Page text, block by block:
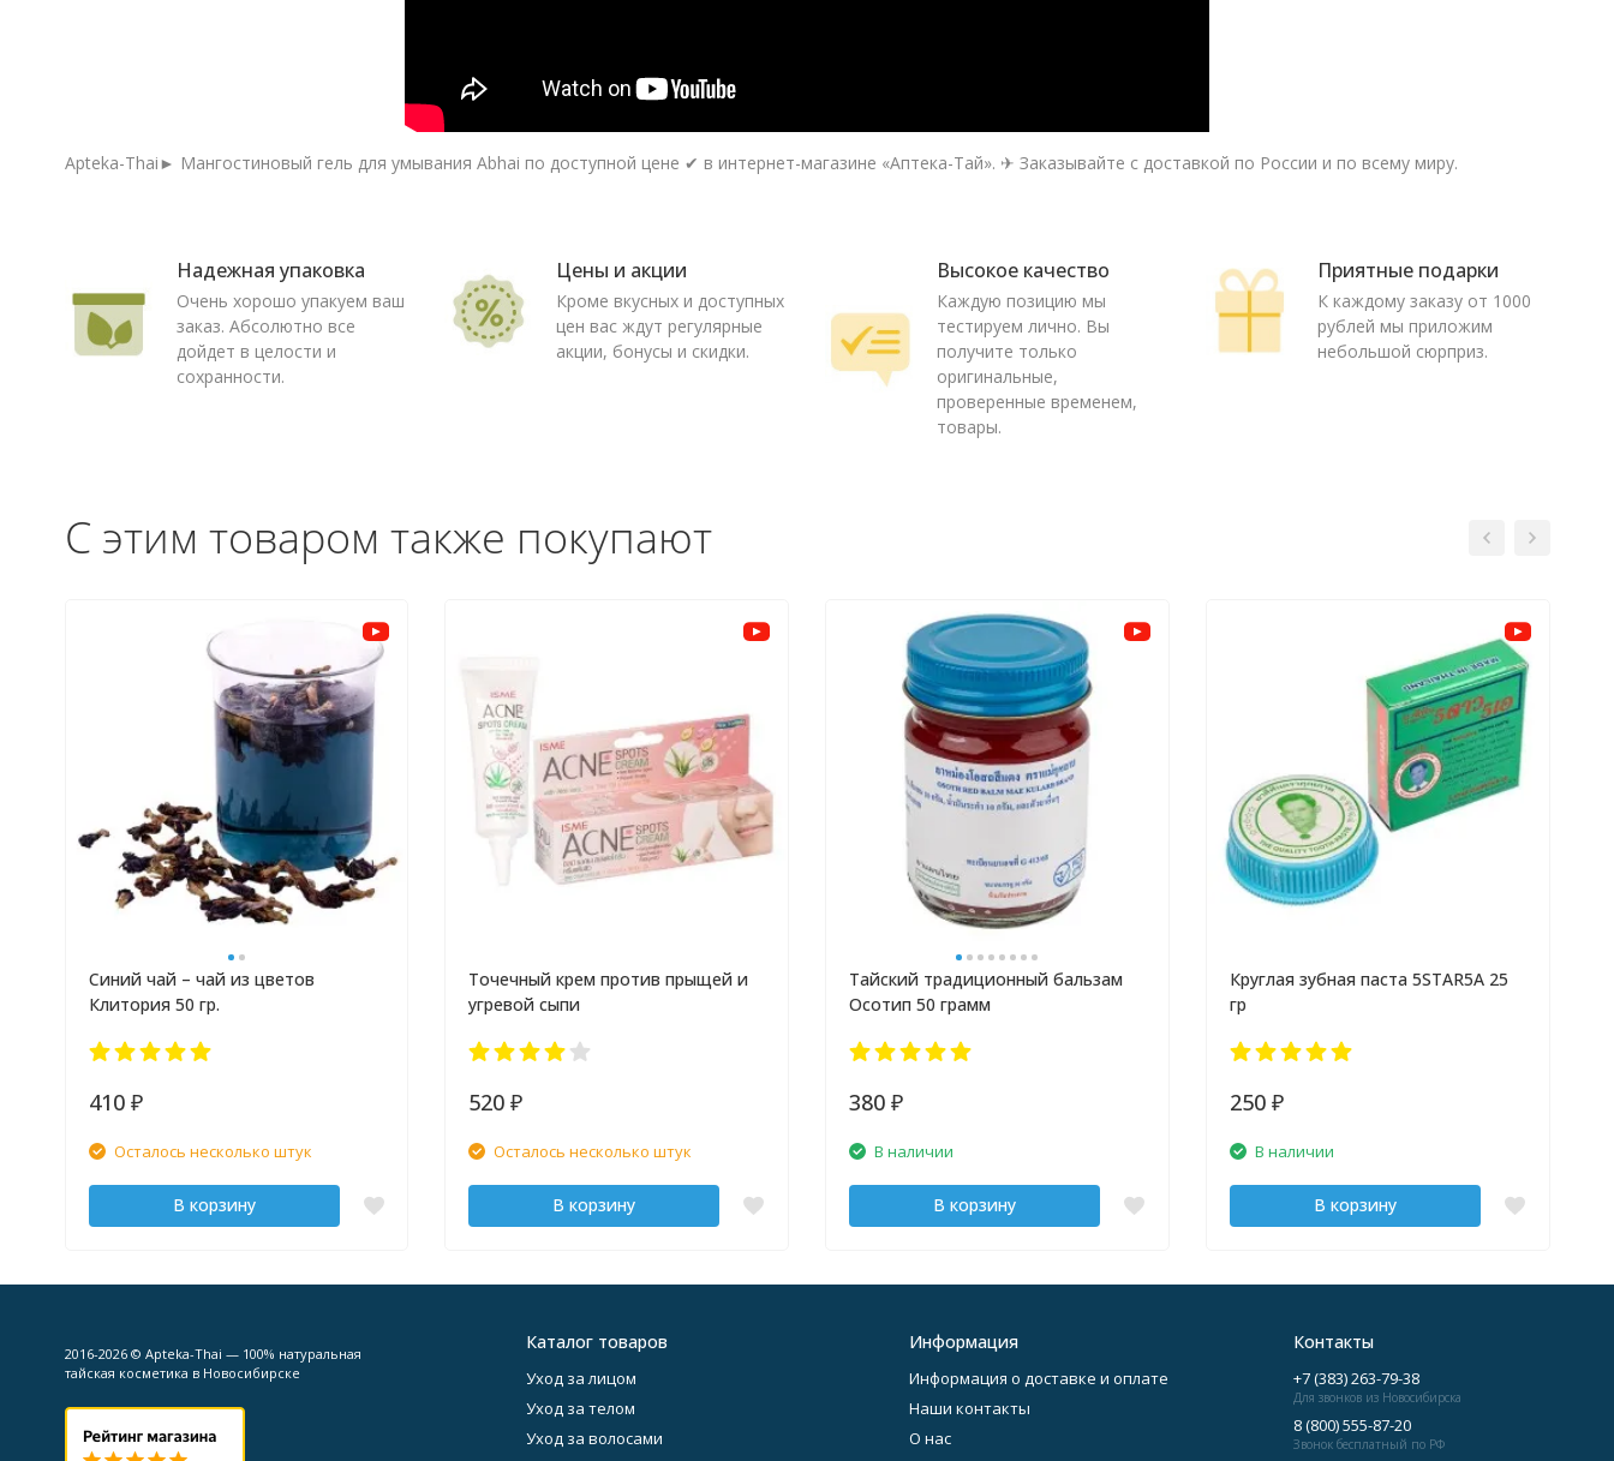
Apteka-Thai► Мангостиновый гель для умывания Abhai по доступной цене ✔ в интернет-магазине «Аптека-Тай». ✈ Заказывайте с доставкой по России и по всему миру.
Надежная упаковка
Очень хорошо упакуем ваш
заказ. Абсолютно все
дойдет в целости и
сохранности.
Цены и акции
Кроме вкусных и доступных
цен вас ждут регулярные
акции, бонусы и скидки.
Высокое качество
Каждую позицию мы
тестируем лично. Вы
получите только
оригинальные,
проверенные временем,
товары.
Приятные подарки
К каждому заказу от 1000
рублей мы приложим
небольшой сюрприз.
С этим товаром также покупают
Синий чай – чай из цветов
Клитория 50 гр.
410 ₽
Осталось несколько штук
В корзину
Точечный крем против прыщей и
угревой сыпи
520₽
Осталось несколько штук
В корзину
Тайский традиционный бальзам
Осотип 50 грамм
380 ₽
В наличии
В корзину
Круглая зубная паста 5STAR5A 25
гр
250 ₽
В наличии
В корзину
2016-2026 © Apteka-Thai — 100% натуральная
тайская косметика в Новосибирске
Каталог товаров
Уход за лицом
Уход за телом
Уход за волосами
Информация
Информация о доставке и оплате
Наши контакты
О нас
Контакты
+7 (383) 263-79-38
Для звонков из Новосибирска
8 (800) 555-87-20
Звонок бесплатный по РФ